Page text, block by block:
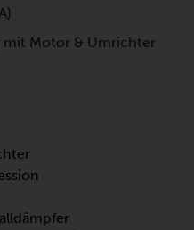
mit Motor & Umrichter